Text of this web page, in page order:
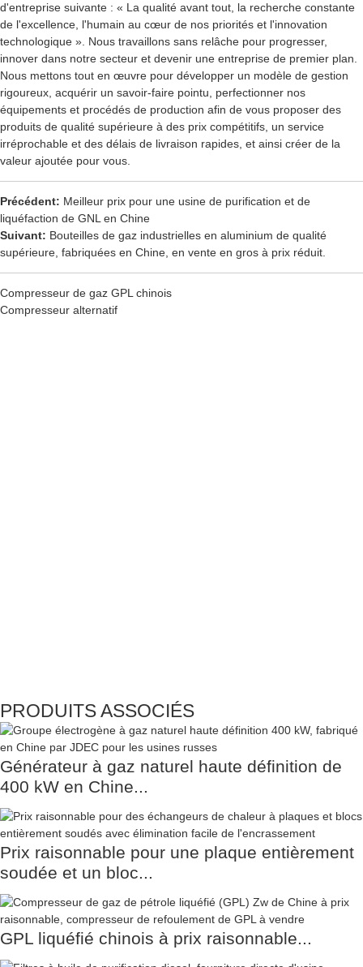
d'entreprise suivante : « La qualité avant tout, la recherche constante
de l'excellence, l'humain au cœur de nos priorités et l'innovation
technologique ». Nous travaillons sans relâche pour progresser,
innover dans notre secteur et devenir une entreprise de premier plan.
Nous mettons tout en œuvre pour développer un modèle de gestion
rigoureux, acquérir un savoir-faire pointu, perfectionner nos
équipements et procédés de production afin de vous proposer des
produits de qualité supérieure à des prix compétitifs, un service
irréprochable et des délais de livraison rapides, et ainsi créer de la
valeur ajoutée pour vous.
Précédent: Meilleur prix pour une usine de purification et de
liquéfaction de GNL en Chine
Suivant: Bouteilles de gaz industrielles en aluminium de qualité
supérieure, fabriquées en Chine, en vente en gros à prix réduit.
Compresseur de gaz GPL chinois
Compresseur alternatif
PRODUITS ASSOCIÉS
Générateur à gaz naturel haute définition de
400 kW en Chine...
Prix ​​raisonnable pour une plaque entièrement
soudée et un bloc...
GPL liquéfié chinois à prix raisonnable...